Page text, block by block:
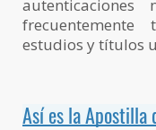
estudios y títulos
Así es la Apostilla